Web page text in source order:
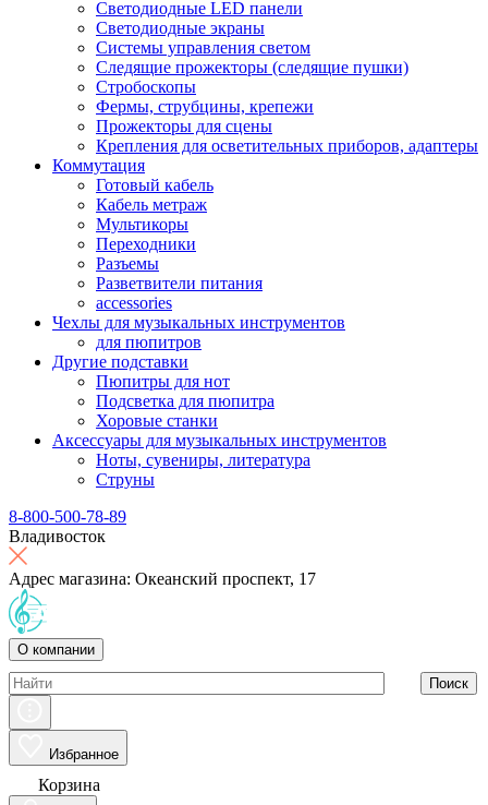
Светодиодные LED панели
Светодиодные экраны
Системы управления светом
Следящие прожекторы (следящие пушки)
Стробоскопы
Фермы, струбцины, крепежи
Прожекторы для сцены
Крепления для осветительных приборов, адаптеры
Коммутация
Готовый кабель
Кабель метраж
Мультикоры
Переходники
Разъемы
Разветвители питания
accessories
Чехлы для музыкальных инструментов
для пюпитров
Другие подставки
Пюпитры для нот
Подсветка для пюпитра
Хоровые станки
Аксессуары для музыкальных инструментов
Ноты, сувениры, литература
Струны
8-800-500-78-89
Владивосток
Адрес магазина: Океанский проспект, 17
О компании
Поиск
Избранное
Корзина